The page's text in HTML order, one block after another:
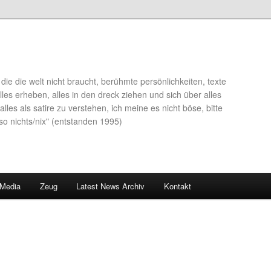
die welt nicht braucht, berühmte persönlichkeiten, texte
erheben, alles in den dreck ziehen und sich über alles
als satire zu verstehen, ich meine es nicht böse, bitte
nichts/nix" (entstanden 1995)
Zeug Latest News Archiv Kontakt